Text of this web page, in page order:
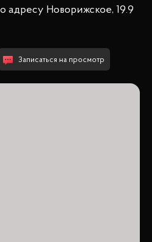
адресу Новорижское, 19.9
Записаться на просмотр